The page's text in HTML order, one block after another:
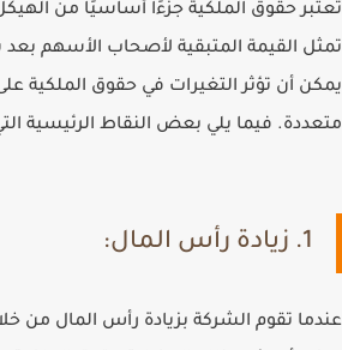
تعتبر حقوق الملكية جزءًا أساسيًا من
تمثل القيمة المتبقية لأصحاب الأسهم بعد
يمكن أن تؤثر التغيرات في حقوق الملكية
متعددة. فيما يلي بعض النقاط الرئيسية
1. زيادة رأس المال:
عندما تقوم الشركة بزيادة رأس المال من